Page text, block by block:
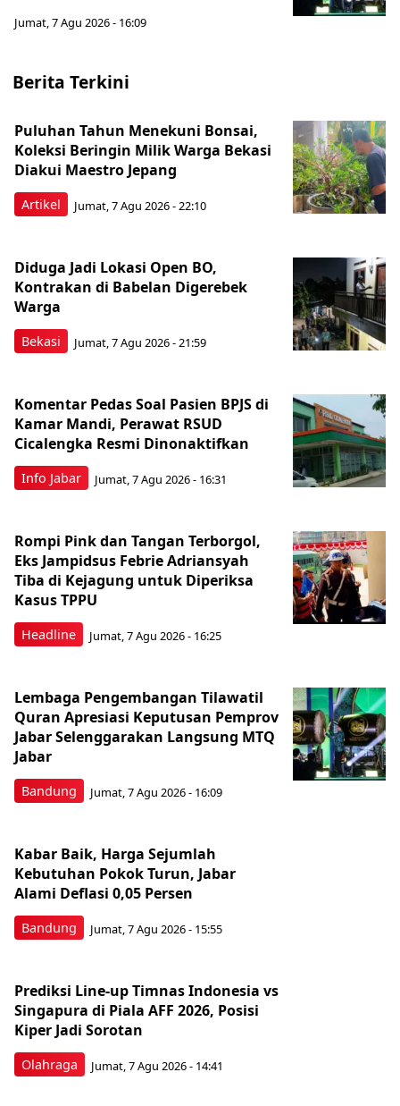
Jumat, 7 Agu 2026 - 16:09
Berita Terkini
Artikel
Puluhan Tahun Menekuni Bonsai,
Koleksi Beringin Milik Warga Bekasi
Diakui Maestro Jepang
Jumat, 7 Agu 2026 - 22:10
Bekasi
Diduga Jadi Lokasi Open BO,
Kontrakan di Babelan Digerebek
Warga
Jumat, 7 Agu 2026 - 21:59
Info Jabar
Komentar Pedas Soal Pasien BPJS di
Kamar Mandi, Perawat RSUD
Cicalengka Resmi Dinonaktifkan
Jumat, 7 Agu 2026 - 16:31
Headline
Rompi Pink dan Tangan Terborgol,
Eks Jampidsus Febrie Adriansyah
Tiba di Kejagung untuk Diperiksa
Kasus TPPU
Jumat, 7 Agu 2026 - 16:25
Bandung
Lembaga Pengembangan Tilawatil
Quran Apresiasi Keputusan Pemprov
Jabar Selenggarakan Langsung MTQ
Jabar
Jumat, 7 Agu 2026 - 16:09
Bandung
Kabar Baik, Harga Sejumlah
Kebutuhan Pokok Turun, Jabar
Alami Deflasi 0,05 Persen
Jumat, 7 Agu 2026 - 15:55
Olahraga
Prediksi Line-up Timnas Indonesia vs
Singapura di Piala AFF 2026, Posisi
Kiper Jadi Sorotan
Jumat, 7 Agu 2026 - 14:41